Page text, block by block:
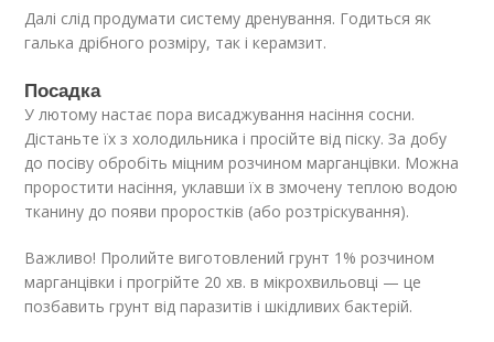
Далі слід продумати систему дренування. Годиться як
галька дрібного розміру, так і керамзит.
Посадка
У лютому настає пора висаджування насіння сосни.
Дістаньте їх з холодильника і просійте від піску. За добу
до посіву обробіть міцним розчином марганцівки. Можна
проростити насіння, уклавши їх в змочену теплою водою
тканину до появи проростків (або розтріскування).
Важливо! Пролийте виготовлений грунт 1% розчином
марганцівки і прогрійте 20 хв. в мікрохвильовці — це
позбавить грунт від паразитів і шкідливих бактерій.